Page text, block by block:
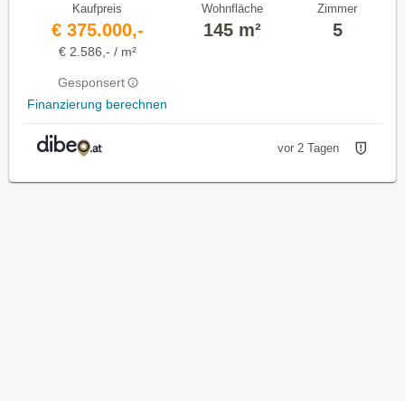
Kaufpreis
€ 375.000,-
€ 2.586,- / m²
Gesponsert
Finanzierung berechnen
Wohnfläche
145 m²
Zimmer
5
vor 2 Tagen